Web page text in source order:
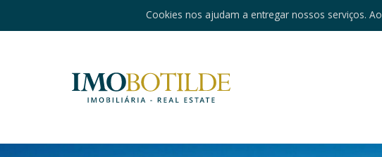
Cookies nos ajudam a entregar nossos serviços.